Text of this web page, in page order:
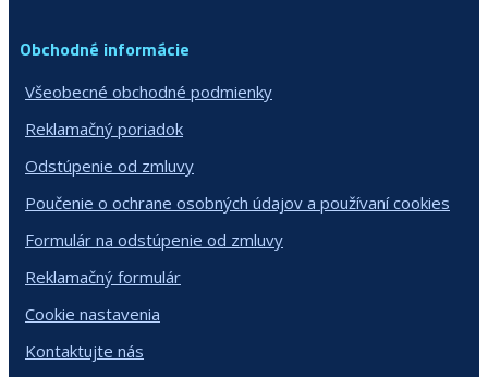
Obchodné informácie
Všeobecné obchodné podmienky
Reklamačný poriadok
Odstúpenie od zmluvy
Poučenie o ochrane osobných údajov a používaní cookies
Formulár na odstúpenie od zmluvy
Reklamačný formulár
Cookie nastavenia
Kontaktujte nás